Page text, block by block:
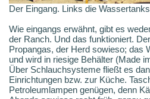
Der Eingang. Links die
Wie eingangs erwähnt, gibt es
der Ranch. Und das funktioniert.
Propangas, der Herd sowieso; das
und wird in riesige Behälter (Made
Über Schlauchsysteme fließt es
Einrichtungen bzw. zur Küche.
Petroleumlampen genügen, denn